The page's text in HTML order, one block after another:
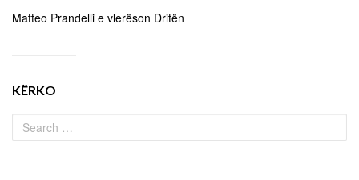
Matteo Prandelli e vlerëson Dritën
KËRKO